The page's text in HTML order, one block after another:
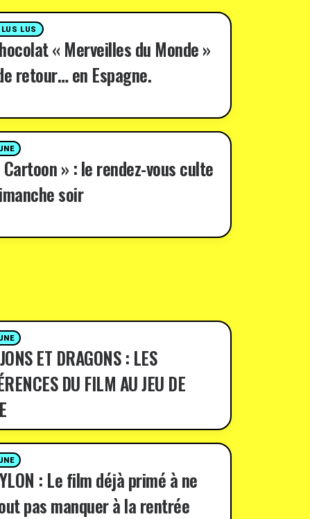
LUS
« Merveilles du Monde »
retour… en Espagne.
Cartoon » : le rendez-vous culte
soir
ET DRAGONS : LES
DU FILM AU JEU DE
: Le film déjà primé à ne
pas manquer à la rentrée